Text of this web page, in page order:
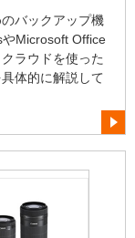
バックアップ機
Microsoft Office
ラウドを使った
体的に解説して